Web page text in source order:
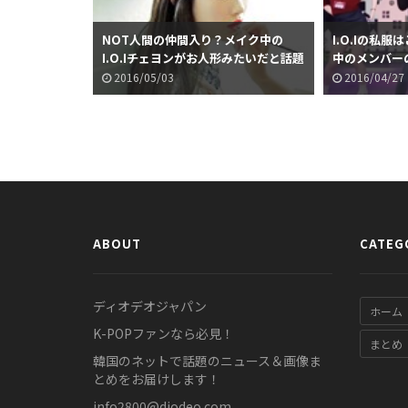
NOT人間の仲間入り？メイク中の
I.O.Iチェヨンがお人形みたいだと話題
に2016/05/03
I.O.Iの私服は
中のメンバ
2016/04/27
ABOUT
ディオデオジャパン
K-POPファンなら必見！
韓国のネットで話題のニュース＆画像ま
とめをお届けします！
ホーム
まとめ